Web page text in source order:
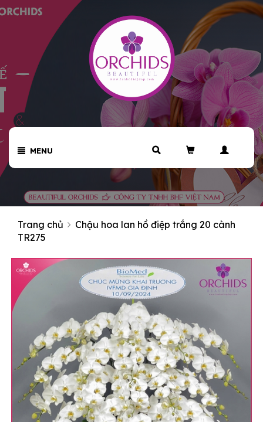
MENU
Trang chủ
Chậu hoa lan hồ điệp trắng 20 cành
TR275